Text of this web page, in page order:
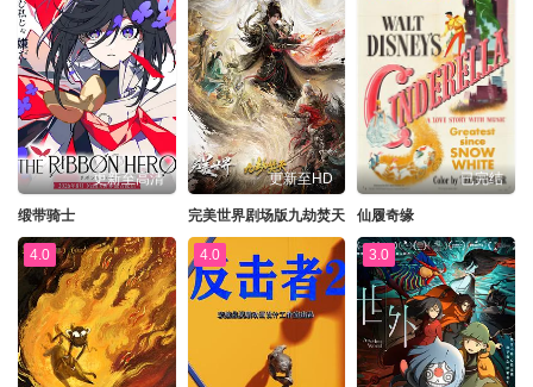
更新至高清
缎带骑士
更新至HD
完美世界剧场版九劫焚天
已完结
仙履奇缘
4.0 4.0 3.0